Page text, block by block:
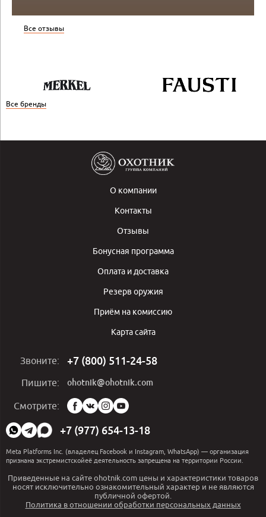
Все отзывы
Все бренды
О компании
Контакты
Отзывы
Бонусная программа
Оплата и доставка
Резерв оружия
Приём на комиссию
Карта сайта
Звоните: +7 (800) 511-24-58
Пишите: ohotnik@ohotnik.com
Смотрите:
Мы
в
социальных
сетях:
+7 (977) 654-13-18
Meta Platforms Inc. (владелец Facebook и Instagram, WhatsApp) — организация
признана экстремистскойеё деятельность запрещена на территории России.
Приведенные на сайте ohotnik.com цены и характеристики товаров
носят исключительно ознакомительный характер и не являются
публичной офертой.
Политика в отношении обработки персональных данных